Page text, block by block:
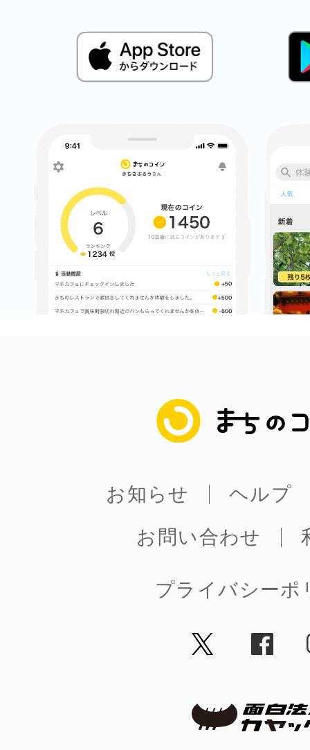
まちのコイン
お知らせ
ヘルプ
お問い合わせ
プライバシーポ